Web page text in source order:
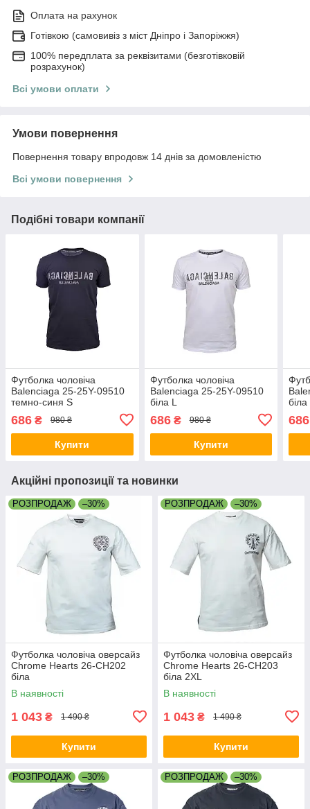
Оплата на рахунок
Готівкою (самовивіз з міст Дніпро і Запоріжжя)
100% передплата за реквізитами (безготівковій
розрахунок)
Всі умови оплати
Умови повернення
Повернення товару впродовж 14 днів за домовленістю
Всі умови повернення
Подібні товари компанії
Футболка чоловіча
Balenciaga 25-25Y-09510
темно-синя S
686 ₴ 980 ₴
Купити
Футболка чоловіча
Balenciaga 25-25Y-09510
біла L
686₴ 980 ₴
Купити
біла
686
Акційні пропозиції та новинки
РОЗПРОДАЖ –30%
Футболка чоловіча оверсайз
Chrome Hearts 26-CH202
біла
В наявності
1 043 ₴ 1 490 ₴
Купити
РОЗПРОДАЖ –30%
Футболка чоловіча оверсайз
Chrome Hearts 26-CH203
біла 2XL
В наявності
1 043 ₴ 1 490 ₴
Купити
РОЗПРОДАЖ –30% РОЗПРОДАЖ –30%